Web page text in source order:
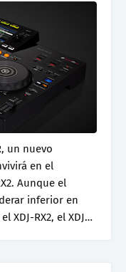
un nuevo
en el
Aunque el
inferior en
XDJ-RX2, el XDJ…